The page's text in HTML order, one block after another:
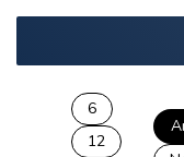
6
12